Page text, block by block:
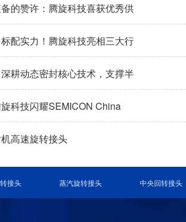
的赞许：腾旋科技喜获优秀供
标杆奖
配实力！腾旋科技亮相三大行
耕动态密封核心技术，支撑半
环节
科技闪耀SEMICON China
高速旋转接头
接头 蒸汽旋转接头 中央回转接头